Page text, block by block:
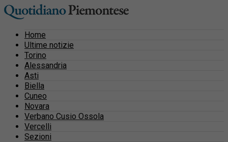
Home
Ultime notizie
Torino
Alessandria
Asti
Biella
Cuneo
Novara
Verbano Cusio Ossola
Vercelli
Sezioni